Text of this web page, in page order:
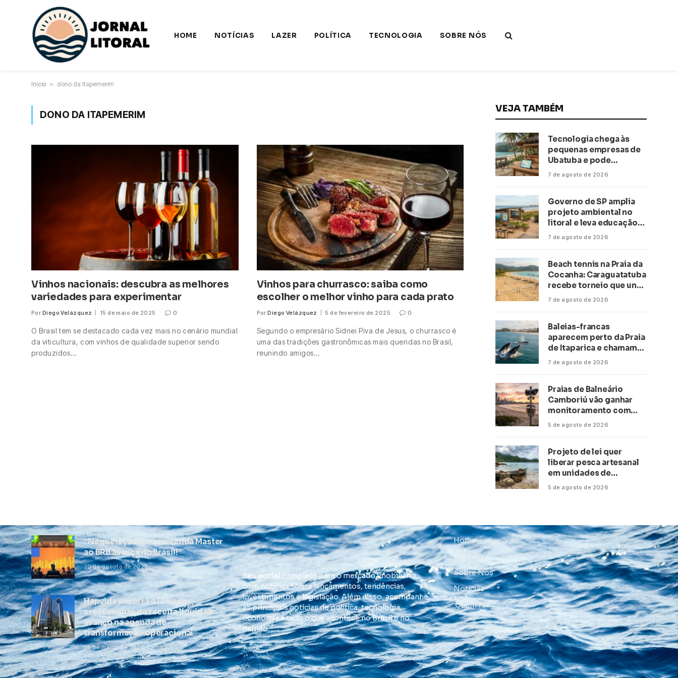
HOME NOTÍCIAS LAZER POLÍTICA TECNOLOGIA SOBRE NÓS
Início » dono da Itapemerim
DONO DA ITAPEMERIM
Vinhos nacionais: descubra as melhores
variedades para experimentar
Por Diego Velázquez 15 de maio de 2025 0
O Brasil tem se destacado cada vez mais no cenário mundial
da viticultura, com vinhos de qualidade superior sendo
produzidos…
Vinhos para churrasco: saiba como
escolher o melhor vinho para cada prato
Por Diego Velázquez 5 de fevereiro de 2025 0
Segundo o empresário Sidnei Piva de Jesus, o churrasco é
uma das tradições gastronômicas mais queridas no Brasil,
reunindo amigos…
VEJA TAMBÉM
Tecnologia chega às
pequenas empresas de
Ubatuba e pode
transformar negócios
7 de agosto de 2026
Governo de SP amplia
projeto ambiental no
litoral e leva educação
climática a escolas de 16
7 de agosto de 2026
Beach tennis na Praia da
Cocanha: Caraguatatuba
recebe torneio que une
esporte, lazer e mar
7 de agosto de 2026
Baleias-francas
aparecem perto da Praia
de Itaparica e chamam
atenção no litoral do
7 de agosto de 2026
Praias de Balneário
Camboriú vão ganhar
monitoramento com
inteligência artificial
5 de agosto de 2026
Projeto de lei quer
liberar pesca artesanal
em unidades de
conservação
5 de agosto de 2026
“Negociação aprova: venda Master
ao BRB avança no Brasil!”
20 de agosto de 2025
Hapvida encerra 4T25 com
crescimento de receita líquida e
avanço na agenda de
transformação operacional
25 de março de 2026
Seu portal completo para o mercado imobiliário,
com notícias sobre lançamentos, tendências,
investimentos e legislação. Além disso, acompanhe
as principais notícias de política, tecnologia,
economia e tudo o que acontece no Brasil e no
mundo.
Home
Contato
Sobre Nós
Notícias
Quem Faz